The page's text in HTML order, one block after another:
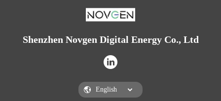
Shenzhen Novgen Digital Energy Co., Ltd